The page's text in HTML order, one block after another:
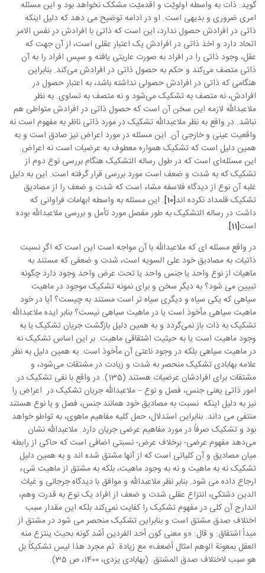
گوید: ذات به واسطه اولویّت و اقدمیّت مشکک نخواهد بود و این مسئله
امری ضروری و بدیهی است. او در ادامه توضیح می دهد که دلیل اینکه
ذاتی در افرادش حصول ندارد، این است که ذاتی با افرادش در نفس الامر
اتحاد دارد و اخذ ذاتی در افرادش یک اعتبار عقلی است، از آن جهت که
عقل، وجود ذاتی را در افراد به صورت عاریتی یافته و سپس افراد را به آن
ذاتی متصف می‌کند و حکم به حصول ذاتی در افرادش می‌کند. بنابراین
هنگامی که ذاتی در افرادش حصولی نداشته باشد، به اعتبار حصول در
افرادش، نه متصف به تشکیک می‌شود و نه متصف به تساوی. به نظر
ملاعبدالله لازمه این سخن آن است که حصول ذاتی در افرادش متواطی هم
نباشد. در واقع به نظر ملاعبدالله تشکیک در مورد ذاتی ناظر به مفهوم است نه
واقعیت عینی و خارجی آن. این مسئله در مورد اعراض نیز صادق است و به
همین دلیل است که تشکیک همواره معطوف به عرضیات است نه اعراض.
این مسئله‌ای است که در طول رساله التشکیک هنگام بررسی نوع دوم از
تشکیک که به شدت و ضعف است مورد بررسی قرار گرفته است. این به دلیل
غلبه آن نوع از دیدگاه فلاسفه مشاء است که شدت و ضعف را از مصادیق
تشکیک قلمداد نکرده اند[10]
. این مسئله به واسطه ابهامات فراوانی که
داشت در رساله التشکیک به طور مفصل مورد تأمل و بررسی ملاعبدالله بوده
است[11]
.
در واقع مسئله ای که ملاعبدالله با آن مواجه است این است که اگر نسبت
ذاتیات به مصادیق خود علی السویه است، شدت و ضعفی که مستند به
ماهیات از نوع واحد یا جنس واحد یا تحت عرض واحد وجود دارد چگونه
تبیین می شود؟ به دیگر سخن و برای نمونه تشکیک موجود در ماهیت
سیاهی که یکی سیاه و دیگری سیاه تر است مستند به چیست؟ آیا در خود
ماهیت سیاهی مأخوذ است یا در ماهیت سیاهی نیست؟ بنابر ایده ملاعبدالله
تشکیک به ذات باز نمی‌گردد و به همین دلیل بازگشت جریان تشکیک یا به
وجود ماهیت است یا به حیثیت اشتقاقی ماهیت. بر این اساس تشکیک نه
در ماهیت سیاهی بلکه در وجود ناعتی آن مأخوذ است. به همین دلیل به نظر
علامه بهابادی تشکیک منحصر به شدت و زیادت در مشتقات می‌شود، و
مشتقات برای افرادشان عرضیات هستند (135). در واقع با نفی تشکیک در
امور ذاتی یعنی جنس، فصل و نوع – ملاعبدالله جریان تشکیک در اعراض را
نیز به دلیل اینکه نسبت به مصادیق خود همانند جنس، فصل و یا نوع هستند
منتفی می داند. بنابراین استدلال، حمل کلیه مفاهیم ماهوی، به تواطو خواهد
بود و تشکیک صرفاً در مورد مفاهیم عرضی جریان دارد. ملاعبدالله نشان
می‌دهد مفهوم عرضی- برخلاف عرض- نسبتی اضافی است که حاکی از رابطه
میان مصادیق و آن کلیاتی است که از آنها مشتق شده اند و به همین دلیل
تشکیک نه به ماهیت و نه به وجود ماهیت، بلکه به مشتق از ماهیت شیء
ارجاع داده می شود. بنابر نظر ملاعبدالله و موافق با دیدگاه جرجانی و غیاث
الدین دشتکی، انتزاعِ عقلی شدت و ضعف از افراد یک نوع به قدرت وهم،
اندارج آن کلی در مفهوم تشکیک را کفایت نمی‌کند بلکه این مقدار سبب
اختلاف صدق مشتق است و بنابراین تشکیک منحصر می شود در مشتق از
مبدأ اشتقاق: و قال:‌ «و معنی کون أحد الفردین أشد کونه بحیث ینتزع منه
العقل بمعونة الوهم امثال أضعف» مع زیادة. ثم مجرد هذا لیس تشکیکاً بل
هو سبب لاختلاف صدق المشتق. (بهابادی یزدی، 1400، ص 35).